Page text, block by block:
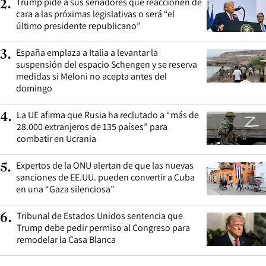
2.
cara a las próximas legislativas o será “el
último presidente republicano”
3. España emplaza a Italia a levantar la
suspensión del espacio Schengen y se reserva
medidas si Meloni no acepta antes del
domingo
4. La UE afirma que Rusia ha reclutado a “más de
28.000 extranjeros de 135 países” para
combatir en Ucrania
5. Expertos de la ONU alertan de que las nuevas
sanciones de EE.UU. pueden convertir a Cuba
en una “Gaza silenciosa”
6. Tribunal de Estados Unidos sentencia que
Trump debe pedir permiso al Congreso para
remodelar la Casa Blanca